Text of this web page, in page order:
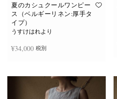
夏のカシュクールワンピー
ス（ベルギーリネン:厚手タ
イプ）
うすけはれより
¥34,000 税別